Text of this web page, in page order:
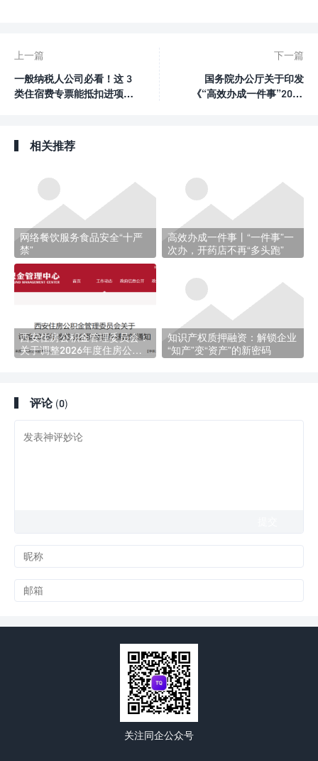
上一篇
一般纳税人公司必看！这 3
类住宿费专票能抵扣进项税
下一篇
国务院办公厅关于印发
《“高效办成一件事”2026
相关推荐
网络餐饮服务食品安全“十严
禁”
高效办成一件事丨“一件事”一
次办，开药店不再“多头跑”
西安住房公积金管理委员会：
关于调整2026年度住房公积
知识产权质押融资：解锁企业
“知产”变“资产”的新密码
评论 (0)
关注同企公众号